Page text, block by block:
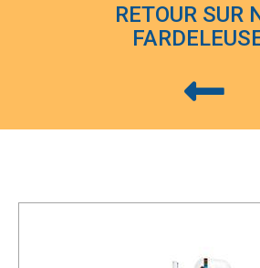
RETOUR SUR